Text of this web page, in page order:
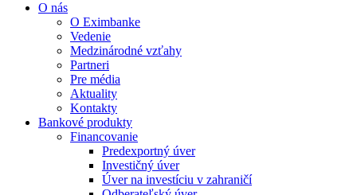
O nás
O Eximbanke
Vedenie
Medzinárodné vzťahy
Partneri
Pre média
Aktuality
Kontakty
Bankové produkty
Financovanie
Predexportný úver
Investičný úver
Úver na investíciu v zahraničí